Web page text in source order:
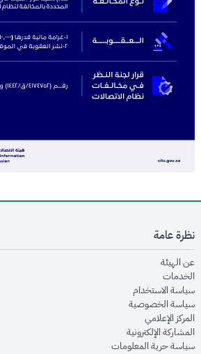
نظرة عامة
عن الهيئةopens in new window
الخدماتopens in new window
سياسة الاستخدام
سياسة الخصوصيةopens in new window
المركز الإعلاميopens in new window
المشاركة الإلكترونيةopens in new window
سياسة حرية المعلوماتopens in new window